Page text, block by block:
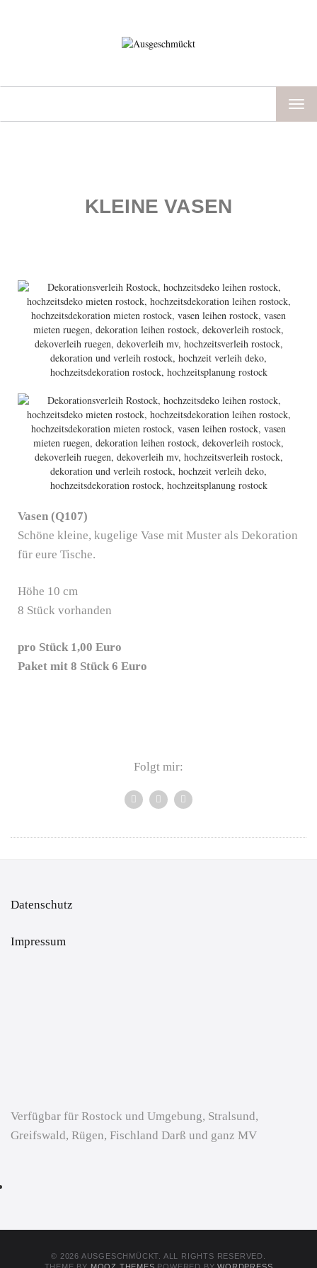
KLEINE VASEN
Vasen (Q107)
Schöne kleine, kugelige Vase mit Muster als Dekoration
für eure Tische.
Höhe 10 cm
8 Stück vorhanden
pro Stück 1,00 Euro
Paket mit 8 Stück 6 Euro
Folgt mir:
Datenschutz
Impressum
Verfügbar für Rostock und Umgebung, Stralsund,
Greifswald, Rügen, Fischland Darß und ganz MV
© 2026 AUSGESCHMÜCKT. ALL RIGHTS RESERVED.